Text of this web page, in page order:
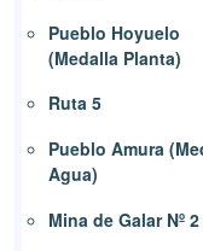
Pueblo Hoyuelo
(Medalla Planta)
Ruta 5
Pueblo Amura
Agua)
Mina de Galar Nº 2